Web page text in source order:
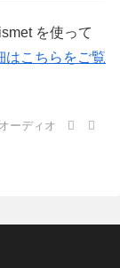
を使って
はこちらをご覧
オーディオ